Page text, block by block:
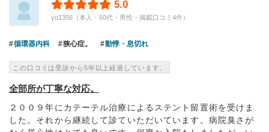
5.0
yo1356（本人・60代・男性・掲載口コミ4件）
循環器内科 狭心症。 動悸・息切れ
この口コミは受診から5年以上経過しています。
全部所が丁寧な対応。
２００９年にカテーテル治療によるステント留置術を受けま
した。それから継続して診ていただいています。病院臭さが